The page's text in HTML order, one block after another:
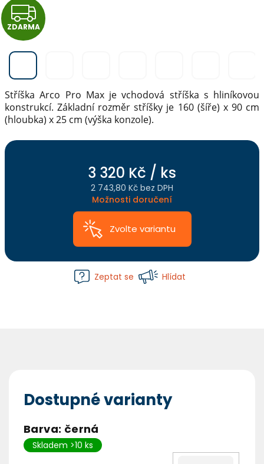
Stříška Arco Pro Max je vchodová stříška s hliníkovou
konstrukcí. Základní rozměr stříšky je 160 (šíře) x 90 cm
(hloubka) x 25 cm (výška konzole).
Zvolte variantu
3 320 Kč / ks
2 743,80 Kč bez DPH
Měrná
cena:
Možnosti doručení
Zeptat se Hlídat
Z
D
A
R
M
A
ZDARMA
Dostupné varianty
Barva: černá
Skladem >10 ks